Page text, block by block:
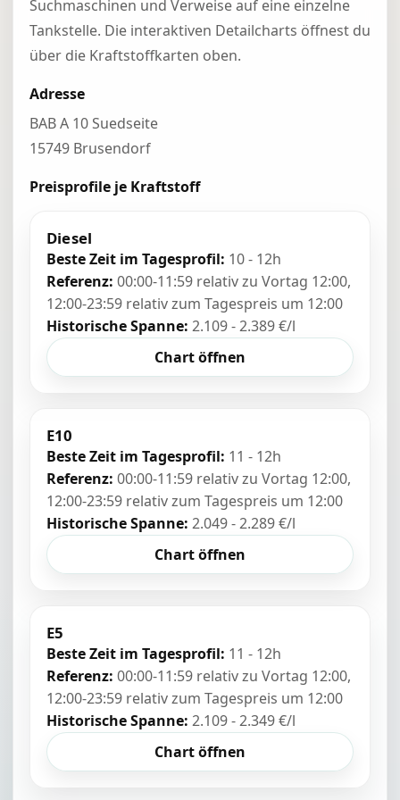
Suchmaschinen und Verweise auf eine einzelne
Tankstelle. Die interaktiven Detailcharts öffnest du
über die Kraftstoffkarten oben.
Adresse
BAB A 10 Suedseite
15749 Brusendorf
Preisprofile je Kraftstoff
Diesel
Beste Zeit im Tagesprofil: 10 - 12h
Referenz: 00:00-11:59 relativ zu Vortag 12:00,
12:00-23:59 relativ zum Tagespreis um 12:00
Historische Spanne: 2.109 - 2.389 €/l
Chart öffnen
E10
Beste Zeit im Tagesprofil: 11 - 12h
Referenz: 00:00-11:59 relativ zu Vortag 12:00,
12:00-23:59 relativ zum Tagespreis um 12:00
Historische Spanne: 2.049 - 2.289 €/l
Chart öffnen
E5
Beste Zeit im Tagesprofil: 11 - 12h
Referenz: 00:00-11:59 relativ zu Vortag 12:00,
12:00-23:59 relativ zum Tagespreis um 12:00
Historische Spanne: 2.109 - 2.349 €/l
Chart öffnen